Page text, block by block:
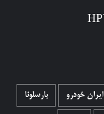
ایران خودرو بارسلونا